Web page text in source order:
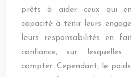
prêts à aider ceux qui
capacité à tenir leurs
leurs responsabilités en
confiance, sur
compter. Cependant, le